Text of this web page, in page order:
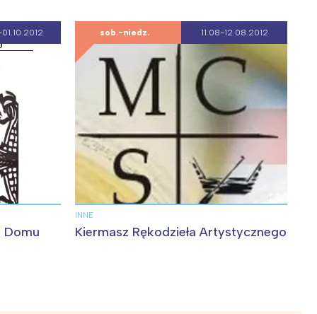
sob.-niedz. 11.08-12.08.2012
INNE
Kiermasz Rękodzieła Artystycznego